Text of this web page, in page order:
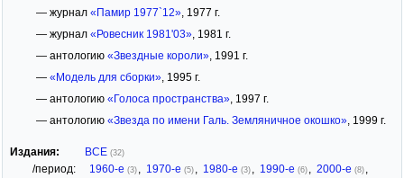
— журнал «Памир 1977`12», 1977 г.
— журнал «Ровесник 1981'03», 1981 г.
— антологию «Звездные короли», 1991 г.
— «Модель для сборки», 1995 г.
— антологию «Голоса пространства», 1997 г.
— антологию «Звезда по имени Галь. Земляничное окошко», 1999 г.
Издания: ВСЕ (32)
/период: 1960-е (3) 1970-е (5) 1980-е (3) 1990-е (6) 2000-е (8)